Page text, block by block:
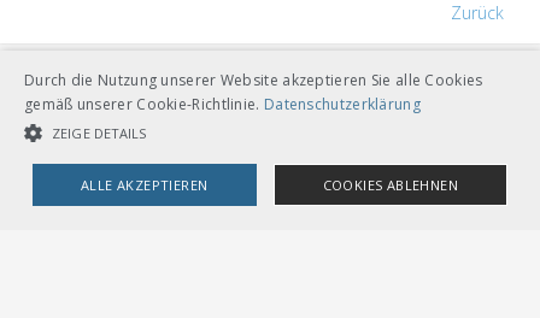
Zurück
VERBAND ÖFFENTLICHER VERKEHR
Dählhölzliweg 12
Durch die Nutzung unserer Website akzeptieren Sie alle Cookies
gemäß unserer Cookie-Richtlinie. Datenschutzerklärung
ZEIGE DETAILS
ALLE AKZEPTIEREN COOKIES ABLEHNEN